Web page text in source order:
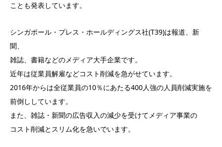
ことも発表しています。
シンガポール・プレス・ホールディングス社(T39)は報道、新
聞、
雑誌、書籍などのメディア大手企業です。
近年は従業員解雇などコスト削減を急がせています。
2016年からは全従業員の10％にあたる400人強の人員削減実施を
前倒ししています。
また、雑誌・新聞の広告収入の減少を受けてメディア事業の
コスト削減とスリム化を急いでいます。